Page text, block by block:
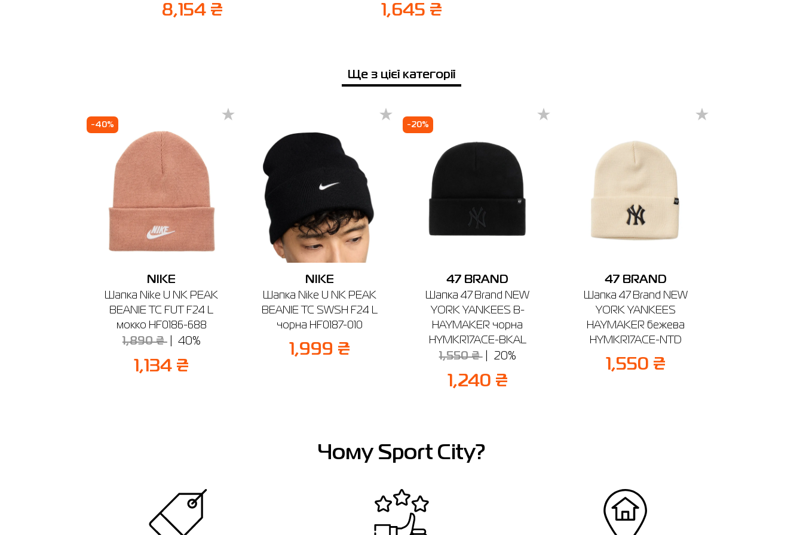
8,154 ₴ 1,645 ₴
Ще з цієї категорії
-40%
NIKE
Шапка Nike U NK PEAK
BEANIE TC FUT F24 L
мокко HF0186-688
1,890 ₴ 40%
1,134 ₴
NIKE
Шапка Nike U NK PEAK
BEANIE TC SWSH F24 L
чорна HF0187-010
1,999 ₴
-20%
47 BRAND
Шапка 47 Brand NEW
YORK YANKEES B-
HAYMAKER чорна
HYMKR17ACE-BKAL
1,550 ₴ 20%
1,240 ₴
47 BRAND
Шапка 47 Brand NEW
YORK YANKEES
HAYMAKER бежева
HYMKR17ACE-NTD
1,550 ₴
Чому Sport City?